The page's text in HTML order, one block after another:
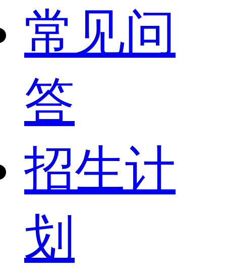
常见问
答
招生计
划